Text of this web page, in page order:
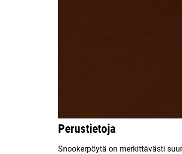
Perustietoja
Snookerpöytä on merkittävästi